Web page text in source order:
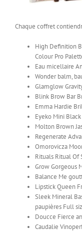
Chaque coffret
High Definition
Colour Pro
Eau micellaire
Wonder balm,
Glamglow
Blink Brow Bar
Emma Hardie
Eyeko Mini
Molton Brown
Regenerate
Omorovicza
Rituals Ritual Of
Grow Gorgeous
Balance Me
Lipstick Queen
Sleek Mineral
paupières Full
Doucce Fierce
Caudalie